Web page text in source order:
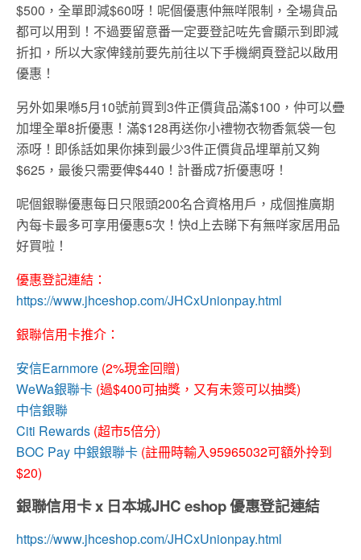
$500，全單即減$60呀！呢個優惠仲無咩限制，全場貨品
都可以用到！不過要留意番一定要登記咗先會顯示到即減
折扣，所以大家俾錢前要先前往以下手機網頁登記以啟用
優惠！
另外如果喺5月10號前買到3件正價貨品滿$100，仲可以疊
加埋全單8折優惠！滿$128再送你小禮物衣物香氣袋一包
添呀！即係話如果你揀到最少3件正價貨品埋單前又夠
$625，最後只需要俾$440！計番成7折優惠呀！
呢個銀聯優惠每日只限頭200名合資格用戶，成個推廣期
內每卡最多可享用優惠5次！快d上去睇下有無咩家居用品
好買啦！
優惠登記連結：
https://www.jhceshop.com/JHCxUnionpay.html
銀聯信用卡推介：
安信Earnmore (2%現金回贈)
WeWa銀聯卡 (過$400可抽獎，又有未簽可以抽獎)
中信銀聯
Citi Rewards (超市5倍分)
BOC Pay 中銀銀聯卡 (註冊時輸入95965032可額外拎到
$20)
銀聯信用卡 x 日本城JHC eshop 優惠登記連結
https://www.jhceshop.com/JHCxUnionpay.html